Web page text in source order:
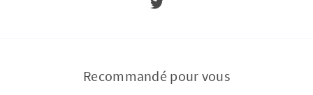
Recommandé pour vous